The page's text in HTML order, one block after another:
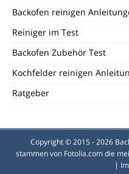
Backofen reinigen
Reiniger im Test
Backofen Zubehör Test
Kochfelder reinigen
Ratgeber
Copyright © 2015 - 2026
stammen von Fotolia.comdie
|